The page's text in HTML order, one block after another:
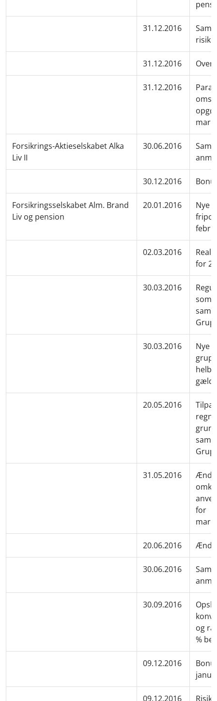
31.12.2016
31.12.2016
31.12.2016
Forsikrings-Aktieselskabet Alka
Liv II
30.06.2016
30.12.2016
Forsikringsselskabet Alm. Brand
Liv og pension
20.01.2016
Nye
02.03.2016
for
30.03.2016
som
30.03.2016
Nye
20.05.2016
31.05.2016
for
20.06.2016
30.06.2016
30.09.2016
og
%
09.12.2016
09.12.2016